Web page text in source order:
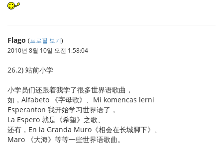
Flago (프로필 보기)
2010년 8월 10일 오전 1:58:04
26.2) 站前小学
小学员们还跟着我学了很多世界语歌曲，
如，Alfabeto 《字母歌》、Mi komencas lerni
Esperanton 我开始学习世界语了，
La Espero 就是《希望》之歌、
还有，En la Granda Muro《相会在长城脚下》、
Maro 《大海》等等一些世界语歌曲。